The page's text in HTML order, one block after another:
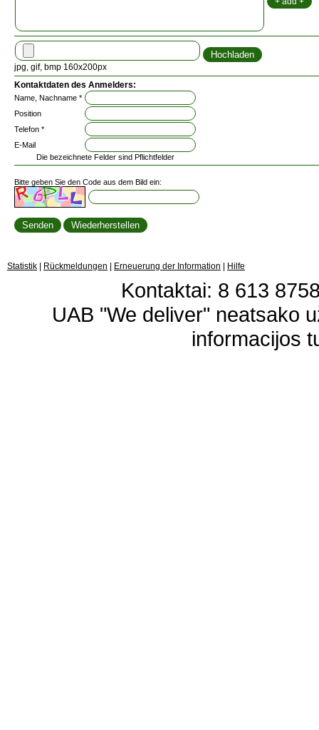
jpg, gif, bmp 160x200px
Kontaktdaten des Anmelders:
Name, Nachname *
Position
Telefon *
E-Mail
Die bezeichnete Felder sind Pflichtfelder
Bitte geben Sie den Code aus dem Bild ein:
Statistik Rückmeldungen Erneuerung der Information Hilfe
Kontaktai: 8 613
UAB "We deliver" neatsako
informacijos